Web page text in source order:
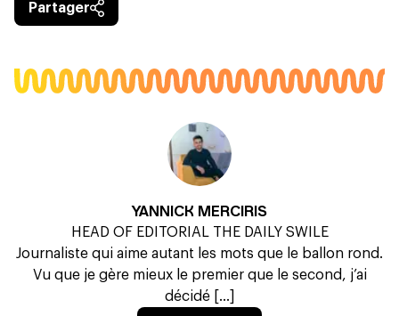
Partager
YANNICK MERCIRIS
HEAD OF EDITORIAL THE DAILY SWILE
Journaliste qui aime autant les mots que le ballon rond.
Vu que je gère mieux le premier que le second, j’ai
décidé [...]